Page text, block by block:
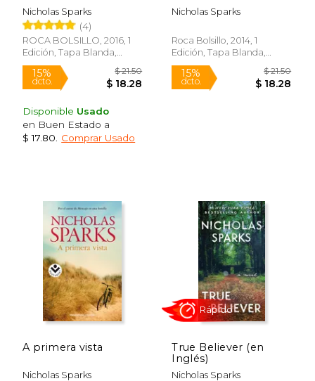
Rápido
Nicholas Sparks
(4)
ROCA BOLSILLO, 2016, 1
Edición, Tapa Blanda,
Nuevo
Disponible Usado
en Buen Estado a
$ 17.80
Comprar Usado
Nicholas Sparks
Roca Bolsillo, 2014, 1
Edición, Tapa Blanda,
Nuevo
A primera vista
Nicholas Sparks
True Believer (en
Inglés)
Nicholas Sparks